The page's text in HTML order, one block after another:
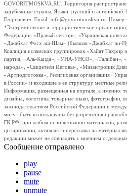
GOVORITMOSKVA.RU. Территория
зарубежные страны. Языки: русский и английский.
Георгиевич. Email: info@govoritmoskva.ru. Номер
*Экстремистские и террористические
Федерации: «Правый сектор», «Украинская
«Джабхат Фатх аш-Шам» (бывшая «Джабхат ан-
Коалиция исламских группировок «Хайят
партия, «Аль-Каида», «УНА-УНСО», «Талибан»,
народа», «Свидетели Иеговы», «Мизантропик
«Артподготовка», Религиозная организация
в России» и входящие в ее структуру местные
Информация, размещенная на портале, а именно:
дизайна, логотипы, товарные знаки, фотографии,
законодательством Российской Федерации и
могут быть использованы без разрешения
ГК РФ, при любом использовании материалов,
цитировании, активная гиперссылка на материал
редакции может не совпадать с мнением
Сообщение отправлено
play
pause
mute
unmute